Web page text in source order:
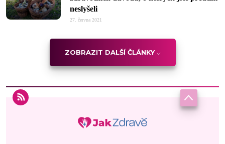
neslyšeli
27. června 2021
ZOBRAZIT DALŠÍ ČLÁNKY